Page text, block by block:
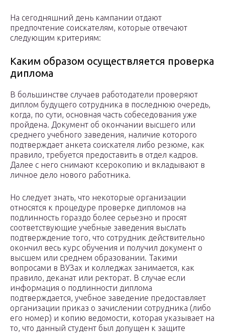
На сегодняшний день кампании отдают
предпочтение соискателям, которые отвечают
следующим критериям:
Каким образом осуществляется проверка
диплома
В большинстве случаев работодатели проверяют
диплом будущего сотрудника в последнюю очередь,
когда, по сути, основная часть собеседования уже
пройдена. Документ об окончании высшего или
среднего учебного заведения, наличие которого
подтверждает анкета соискателя либо резюме, как
правило, требуется предоставить в отдел кадров.
Далее с него снимают ксерокопию и вкладывают в
личное дело нового работника.
Но следует знать, что некоторые организации
относятся к процедуре проверке дипломов на
подлинность гораздо более серьезно и просят
соответствующие учебные заведения выслать
подтверждение того, что сотрудник действительно
окончил весь курс обучения и получил документ о
высшем или среднем образовании. Такими
вопросами в ВУЗах и колледжах занимается, как
правило, деканат или ректорат. В случае если
информация о подлинности диплома
подтверждается, учебное заведение предоставляет
организации приказ о зачислении сотрудника (либо
его номер) и копию ведомости, которая указывает на
то, что данный студент был допущен к защите